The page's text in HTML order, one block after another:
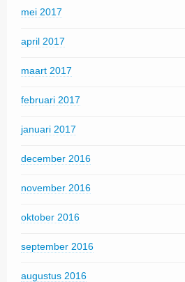
mei 2017
april 2017
maart 2017
februari 2017
januari 2017
december 2016
november 2016
oktober 2016
september 2016
augustus 2016